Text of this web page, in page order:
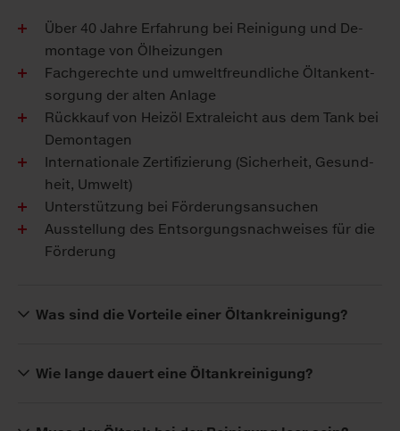
Über 40 Jah­re Er­fah­rung bei Rei­ni­gung und De­
mon­ta­ge von Öl­hei­zun­gen
Fach­ge­rech­te und um­welt­freund­li­che Öl­tank­ent­
sor­gung der al­ten An­la­ge
Rück­kauf von Heiz­öl Ex­tra­leicht aus dem Tank bei
De­mon­ta­gen
In­ter­na­tio­na­le Zer­ti­fi­zie­rung (Si­cher­heit, Ge­sund­
heit, Um­welt)
Un­ter­stüt­zung bei För­de­rungs­an­su­chen
Aus­stel­lung des Ent­sor­gungs­nach­wei­ses für die
För­de­rung
Was sind die Vor­tei­le ei­ner Öl­tan­krei­ni­gung?
Wie lange dauert eine Öltankreinigung?